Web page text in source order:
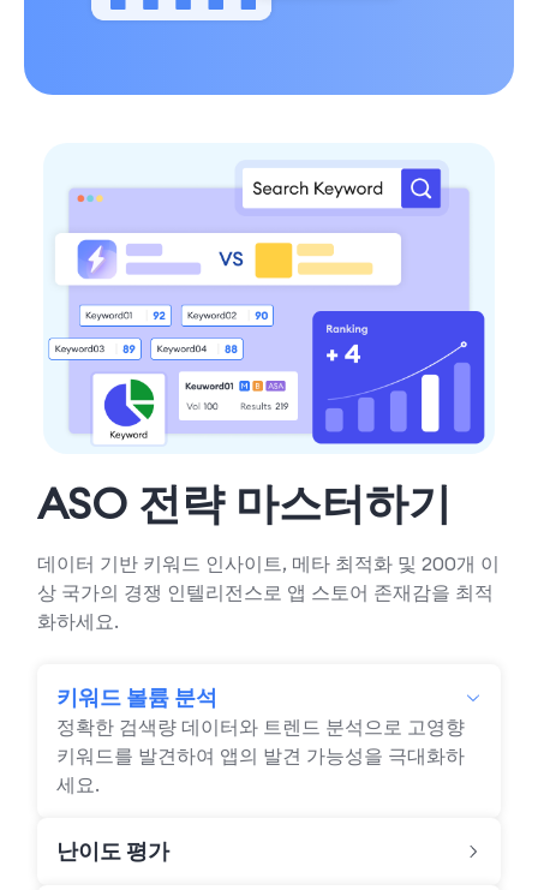
ASO 전략 마스터하기
데이터 기반 키워드 인사이트, 메타 최적화 및 200개 이
상 국가의 경쟁 인텔리전스로 앱 스토어 존재감을 최적
화하세요.
키워드 볼륨 분석
정확한 검색량 데이터와 트렌드 분석으로 고영향
키워드를 발견하여 앱의 발견 가능성을 극대화하
세요.
난이도 평가